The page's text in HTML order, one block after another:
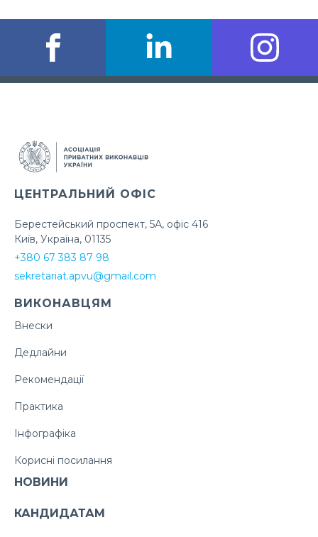
ЦЕНТРАЛЬНИЙ ОФІС
Берестейський проспект, 5А, офіс 416
Київ, Україна, 01135
+380 67 383 87 98
sekretariat.apvu@gmail.com
ВИКОНАВЦЯМ
Внески
Дедлайни
Рекомендації
Практика
Інфографіка
Корисні посилання
НОВИНИ
КАНДИДАТАМ